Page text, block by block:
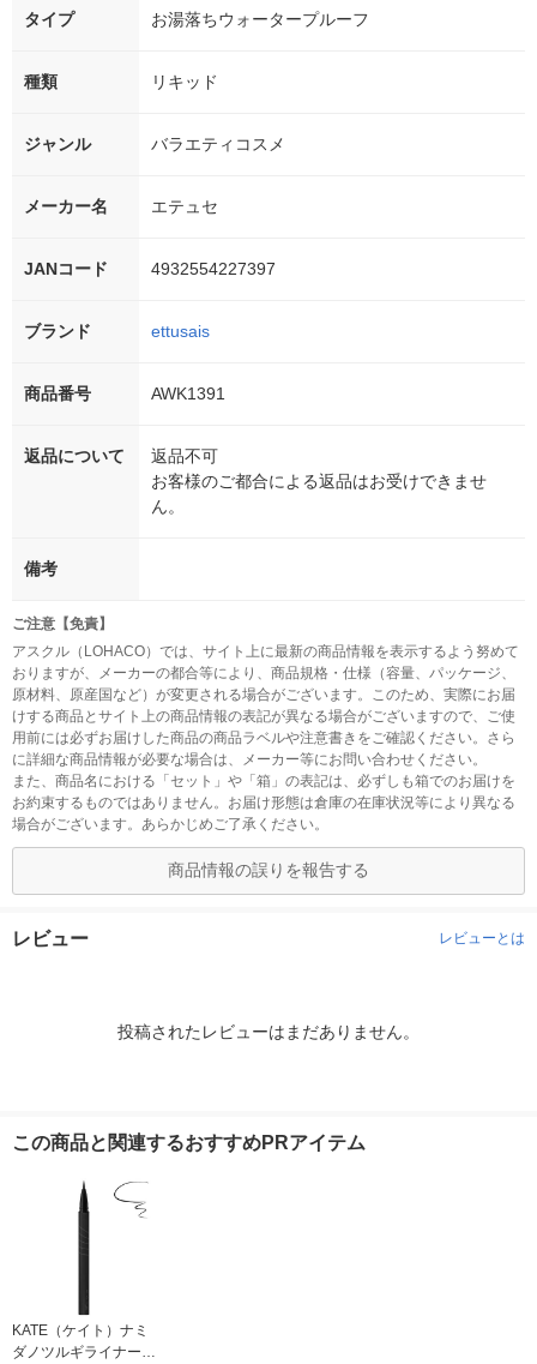
タイプ お湯落ちウォータープルーフ
種類 リキッド
ジャンル バラエティコスメ
メーカー名 エテュセ
JANコード 4932554227397
ブランド ettusais
商品番号 AWK1391
返品について
返品不可
お客様のご都合による返品はお受けできませ
ん。
備考
ご注意【免責】
アスクル（LOHACO）では、サイト上に最新の商品情報を表示するよう努めて
おりますが、メーカーの都合等により、商品規格・仕様（容量、パッケージ、
原材料、原産国など）が変更される場合がございます。このため、実際にお届
けする商品とサイト上の商品情報の表記が異なる場合がございますので、ご使
用前には必ずお届けした商品の商品ラベルや注意書きをご確認ください。さら
に詳細な商品情報が必要な場合は、メーカー等にお問い合わせください。
また、商品名における「セット」や「箱」の表記は、必ずしも箱でのお届けを
お約束するものではありません。お届け形態は倉庫の在庫状況等により異なる
場合がございます。あらかじめご了承ください。
商品情報の誤りを報告する
レビュー レビューとは
投稿されたレビューはまだありません。
この商品と関連するおすすめPRアイテム
KATE（ケイト）ナミ
ダノツルギライナーＢ